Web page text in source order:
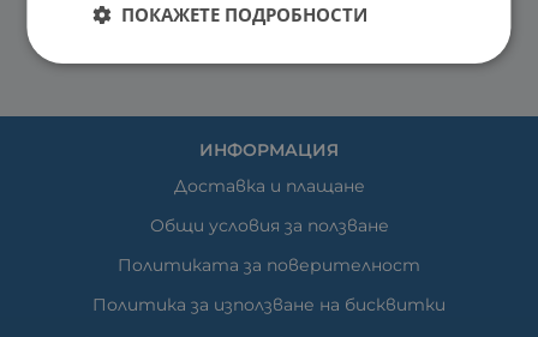
ИНФОРМАЦИЯ
Доставка и плащане
Общи условия за ползване
Политиката за поверителност
Политика за използване на бисквитки
ПОКАЖЕТЕ ПОДРОБНОСТИ